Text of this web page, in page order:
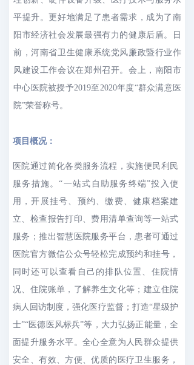
平提升。更好地满足了患者需求，成为了南
阳市经济社会发展最强有力的健康后盾。日
前，河南省卫生健康系统党风廉政暨行业作
风建设工作会议在郑州召开。会上，南阳市
中心医院被授予2019至2020年度“群众满意医
院”荣誉称号。
项目概况：
医院通过简化各类服务流程，实施便民利民
服务措施。“一站式自助服务终端”投入使
用，开展挂号、预约、缴费、健康档案建
立、检查报告打印、费用清单查询等一站式
服务；推出智慧医院服务平台，患者可通过
医院官方微信公众号轻松完成预约和挂号，
同时还可以查看自己的排队位置、住院情
况、住院账单，了解养生文化等；建立住院
病人回访制度，强化医疗监督；打造“星级护
士”“医德医风标兵”等，大力弘扬正能量，全
面提升服务水平。全心全意为人民群众提供
安全、有效、方便、优质的医疗卫生服务，